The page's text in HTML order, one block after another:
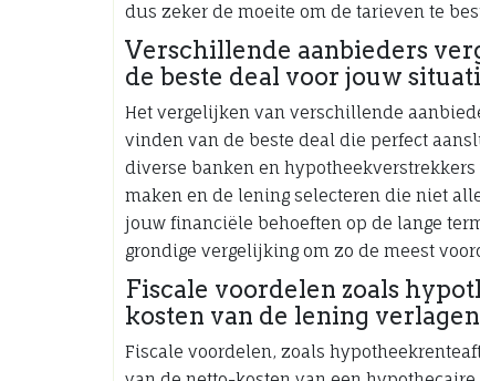
dus zeker de moeite om de tarieven te
Verschillende aanbieders
de beste deal voor jouw
Het vergelijken van verschillende
vinden van de beste deal die perfect
diverse banken en
maken en de lening selecteren die niet
jouw financiële behoeften op de lange
grondige vergelijking om zo de meest
Fiscale voordelen zoals
kosten van de lening
Fiscale voordelen, zoals